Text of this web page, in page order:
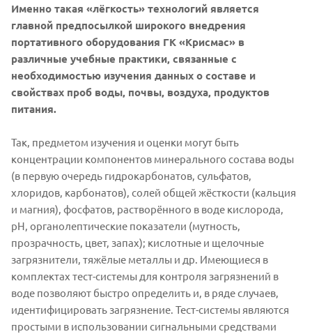
Именно такая «лёгкость» технологий является
главной предпосылкой широкого внедрения
портативного оборудования ГК «Крисмас» в
различные учебные практики, связанные с
необходимостью изучения данных о составе и
свойствах проб воды, почвы, воздуха, продуктов
питания.
Так, предметом изучения и оценки могут быть
концентрации компонентов минерального состава воды
(в первую очередь гидрокарбонатов, сульфатов,
хлоридов, карбонатов), солей общей жёсткости (кальция
и магния), фосфатов, растворённого в воде кислорода,
рН, органолептические показатели (мутность,
прозрачность, цвет, запах); кислотные и щелочные
загрязнители, тяжёлые металлы и др. Имеющиеся в
комплектах тест-системы для контроля загрязнений в
воде позволяют быстро определить и, в ряде случаев,
идентифицировать загрязнение. Тест-системы являются
простыми в использовании сигнальными средствами